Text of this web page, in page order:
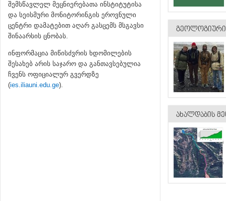
შემსწავლელ მეცნიერებათა ინსტიტუტისა
და სეისმური მონიტორინგის ეროვნული
ცენტრი დამატებით აღარ გასცემს მსგავსი
შინაარსის ცნობას.
ინფორმაცია მიწისძვრის ხდომილების
შესახებ არის საჯარო და განთავსებულია
ჩვენს ოფიციალურ გვერდზე
(ies.iliauni.edu.ge).
ᲒᲔᲝᲚᲝᲒᲘᲣᲠᲘ
ᲐᲮᲐᲚᲓᲐᲑᲘᲡ